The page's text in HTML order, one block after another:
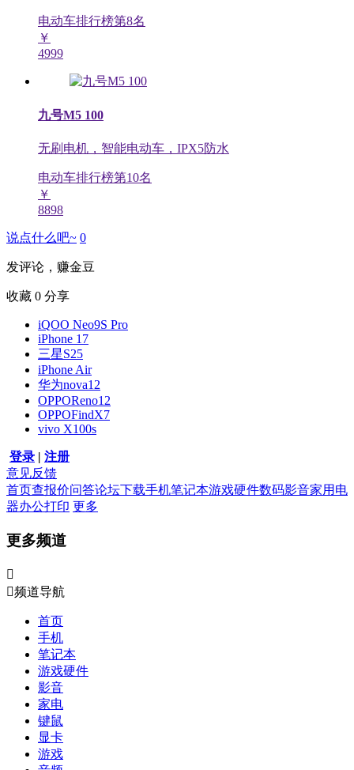
电动车排行榜第8名
￥
4999
九号M5 100
无刷电机，智能电动车，IPX5防水
电动车排行榜第10名
￥
8898
说点什么吧~ 0
发评论，赚金豆
收藏 0 分享
iQOO Neo9S Pro
iPhone 17
三星S25
iPhone Air
华为nova12
OPPOReno12
OPPOFindX7
vivo X100s
登录 | 注册
意见反馈
首页查报价问答论坛下载手机笔记本游戏硬件数码影音家用电
器办公打印 更多
更多频道

频道导航
首页
手机
笔记本
游戏硬件
影音
家电
键鼠
显卡
游戏